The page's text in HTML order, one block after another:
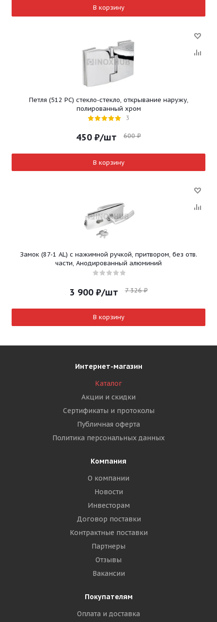
В корзину
Петля (512 PC) стекло-стекло, открывание наружу,
полированный хром
3
450 ₽/шт 600₽
В корзину
Замок (87-1 AL) с нажимной ручкой, притвором, без отв.
части, Анодированный алюминий
3 900₽/шт 7 326₽
В корзину
Интернет-магазин
Каталог
Акции и скидки
Сертификаты и протоколы
Публичная оферта
Политика персональных данных
Компания
О компании
Новости
Инвесторам
Договор поставки
Контрактные поставки
Партнеры
Отзывы
Вакансии
Покупателям
Оплата и доставка